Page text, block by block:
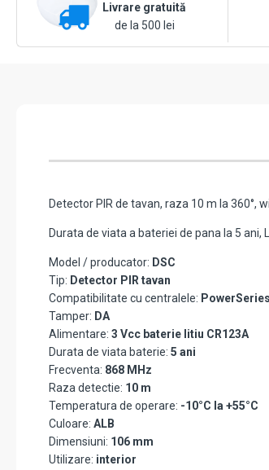
Livrare gratuită
de la 500 lei
Detector PIR de tavan, raza 10 m la 360°,
Durata de viata a bateriei de pana la 5 ani,
Model / producator: DSC
Tip: Detector PIR tavan
Compatibilitate cu centralele:
Tamper: DA
Alimentare: 3 Vcc baterie litiu CR123A
Durata de viata baterie: 5 ani
Frecventa: 868 MHz
Raza detectie: 10 m
Temperatura de operare: -10°C la +55°C
Culoare: ALB
Dimensiuni: 106 mm
Utilizare: interior